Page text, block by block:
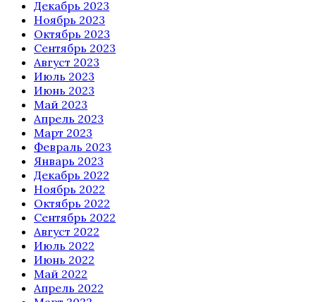
Декабрь 2023
Ноябрь 2023
Октябрь 2023
Сентябрь 2023
Август 2023
Июль 2023
Июнь 2023
Май 2023
Апрель 2023
Март 2023
Февраль 2023
Январь 2023
Декабрь 2022
Ноябрь 2022
Октябрь 2022
Сентябрь 2022
Август 2022
Июль 2022
Июнь 2022
Май 2022
Апрель 2022